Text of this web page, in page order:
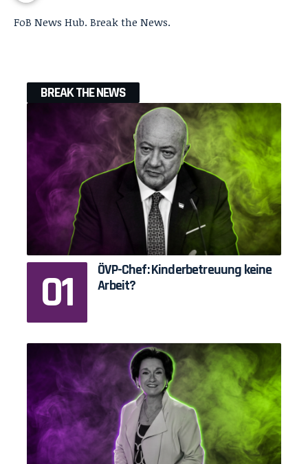
FoB News Hub. Break the News.
BREAK THE NEWS
ÖVP-Chef: Kinderbetreuung keine
Arbeit?